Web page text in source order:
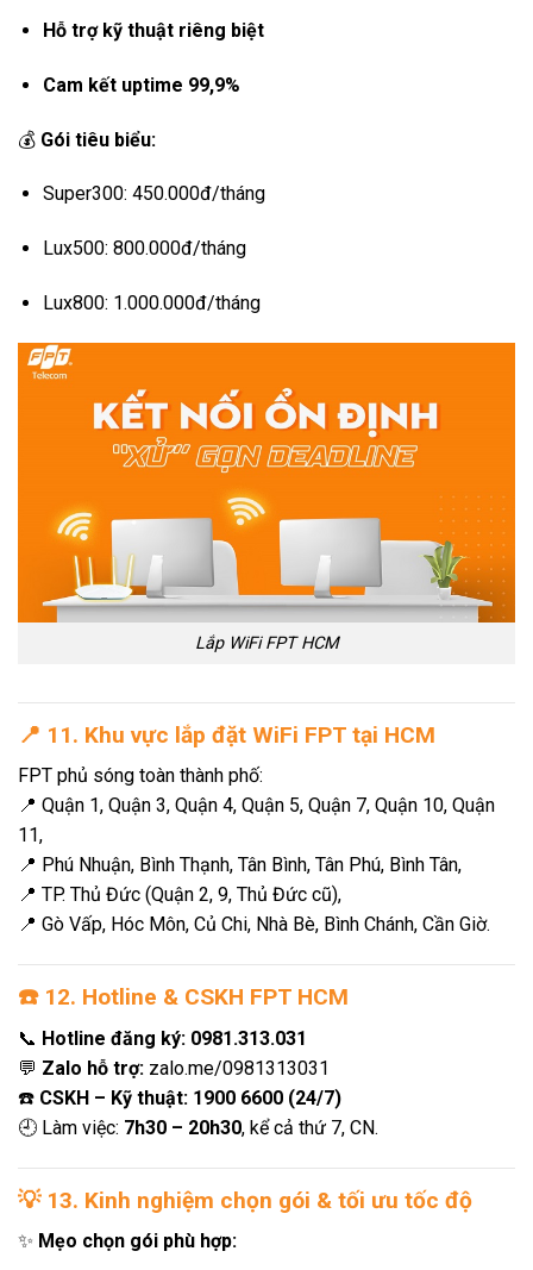
Hỗ trợ kỹ thuật riêng biệt
Cam kết uptime 99,9%
💰 Gói tiêu biểu:
Super300: 450.000đ/tháng
Lux500: 800.000đ/tháng
Lux800: 1.000.000đ/tháng
Lắp WiFi FPT HCM
📍 11. Khu vực lắp đặt WiFi FPT tại HCM
FPT phủ sóng toàn thành phố:
📍 Quận 1, Quận 3, Quận 4, Quận 5, Quận 7, Quận 10, Quận
11,
📍 Phú Nhuận, Bình Thạnh, Tân Bình, Tân Phú, Bình Tân,
📍 TP. Thủ Đức (Quận 2, 9, Thủ Đức cũ),
📍 Gò Vấp, Hóc Môn, Củ Chi, Nhà Bè, Bình Chánh, Cần Giờ.
☎️ 12. Hotline & CSKH FPT HCM
📞 Hotline đăng ký: 0981.313.031
💬 Zalo hỗ trợ: zalo.me/0981313031
☎️ CSKH – Kỹ thuật: 1900 6600 (24/7)
🕘 Làm việc: 7h30 – 20h30, kể cả thứ 7, CN.
💡 13. Kinh nghiệm chọn gói & tối ưu tốc độ
✨ Mẹo chọn gói phù hợp: